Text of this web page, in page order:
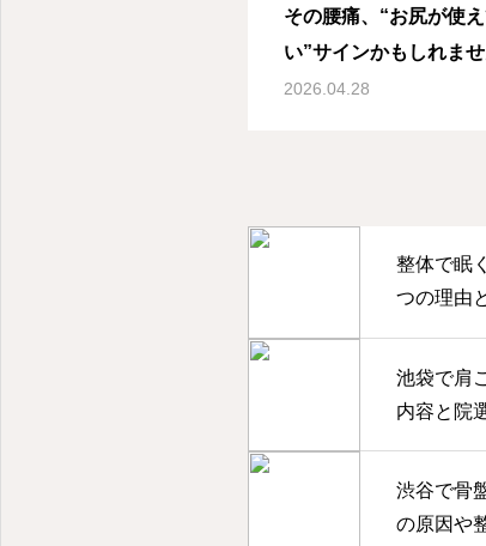
その腰痛、“お尻が使
い”サインかもしれま
2026.04.28
整体で眠
つの理由
池袋で肩
内容と院
渋谷で骨
の原因や